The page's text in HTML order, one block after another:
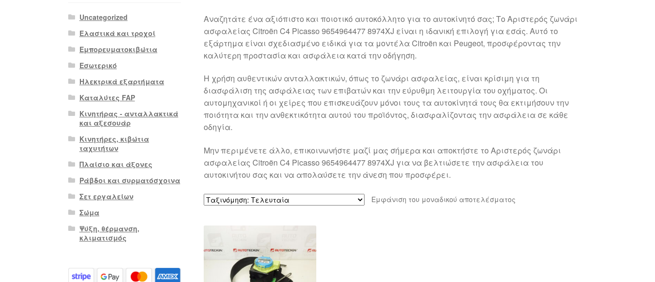
Αναζητάτε ένα αξιόπιστο και ποιοτικό αυτοκόλλητο για το αυτοκίνητό σας; Το Αριστερός ζωνάρι
ασφαλείας Citroën C4 Picasso 9654964477 8974XJ είναι η ιδανική επιλογή για εσάς. Αυτό το
εξάρτημα είναι σχεδιασμένο ειδικά για τα μοντέλα Citroën και Peugeot, προσφέροντας την
καλύτερη προστασία και ασφάλεια κατά την οδήγηση.
Η χρήση αυθεντικών ανταλλακτικών, όπως το ζωνάρι ασφαλείας, είναι κρίσιμη για τη
διασφάλιση της ασφάλειας των επιβατών και την εύρυθμη λειτουργία του οχήματος. Οι
αυτομηχανικοί ή οι χείρες που επισκευάζουν μόνοι τους τα αυτοκίνητά τους θα εκτιμήσουν την
ποιότητα και την ανθεκτικότητα αυτού του προϊόντος, διασφαλίζοντας την ασφάλεια σε κάθε
οδηγία.
Μην περιμένετε άλλο, επικοινωνήστε μαζί μας σήμερα και αποκτήστε το Αριστερός ζωνάρι
ασφαλείας Citroën C4 Picasso 9654964477 8974XJ για να βελτιώσετε την ασφάλεια του
αυτοκινήτου σας και να απολαύσετε την άνεση που προσφέρει.
Εμφάνιση του μοναδικού αποτελέσματος
Uncategorized
Ελαστικά και τροχοί
Εμπορευματοκιβώτια
Εσωτερικό
Ηλεκτρικά εξαρτήματα
Καταλύτες FAP
Κινητήρας - ανταλλακτικά
και αξεσουάρ
Κινητήρες, κιβώτια
ταχυτήτων
Πλαίσιο και άξονες
Ράβδοι και συρματόσχοινα
Σετ εργαλείων
Σώμα
Ψύξη, θέρμανση,
κλιματισμός